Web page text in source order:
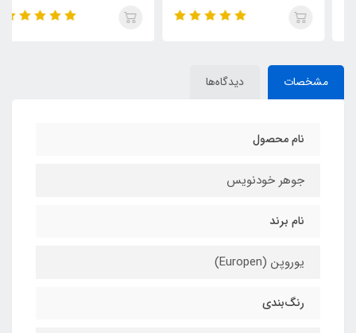
مشخصات دیدگاه‌ها
نام محصول
جوهر خودنویس
نام برند
یوروپن (Europen)
رنگ‌بندی